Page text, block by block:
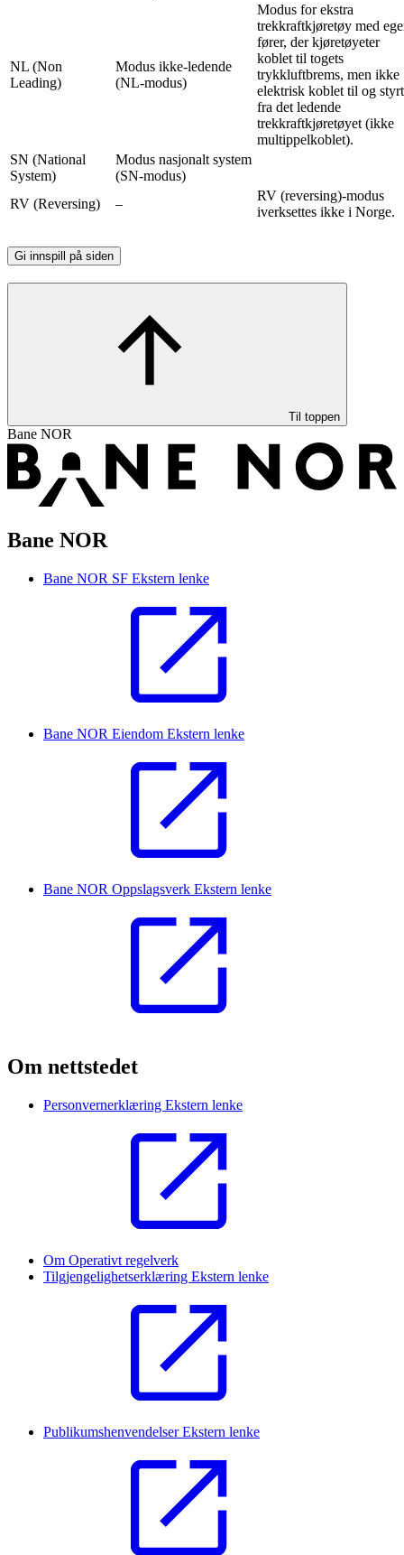
NL (Non
Leading)
Modus ikke-ledende
(NL-modus)
Modus for ekstra
trekkraftkjøretøy med
fører, der kjøretøyeter
koblet til togets
trykkluftbrems, men ikke
elektrisk koblet til og styrt
fra det ledende
trekkraftkjøretøyet (ikke
multippelkoblet).
SN (National
System)
Modus nasjonalt system
(SN-modus)
RV (Reversing)
–
RV (reversing)-modus
iverksettes ikke i Norge.
Gi innspill på siden
Til toppen
Bane NOR
Bane NOR
Bane NOR SF Ekstern lenke
Bane NOR Eiendom Ekstern lenke
Bane NOR Oppslagsverk Ekstern lenke
Om nettstedet
Personvernerklæring Ekstern lenke
Om Operativt regelverk
Tilgjengelighetserklæring Ekstern lenke
PublikumshenvendelserEkstern lenke